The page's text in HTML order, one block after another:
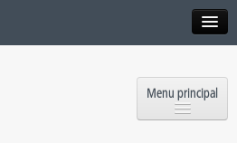
Menu principal